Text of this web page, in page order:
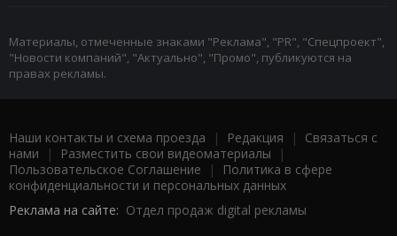
Материалы, отмеченные знаками "Реклама", "PR", "Спецпроект",
"Новости компаний", "Актуально", "Промо", публикуются на
правах рекламы.
Наши контакты и схема проезда | Редакция | Связаться с
нами | Разместить свои видеоматериалы |
Пользовательское Соглашение |
Политика в сфере
конфиденциальности и персональных данных
Реклама на сайте: Отдел продаж digital рекламы